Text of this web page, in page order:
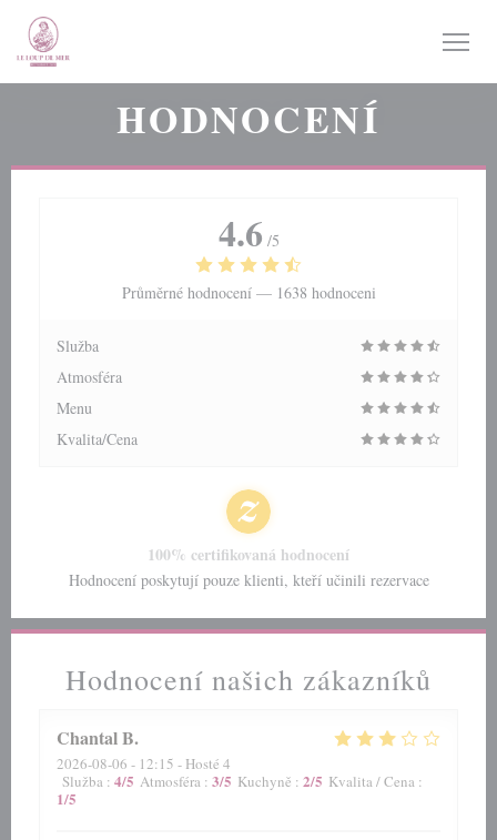
HODNOCENÍ
Hodnocení našich zákazníků
ChantalB
2026-08-06 - 12:15 - Hosté 4
Služba : 4/5 Atmosféra : 3/5 Kuchyně : 2/5 Kvalita / Cena :
1/5
4.6 /5
Průměrné hodnocení — 1638 hodnoceni
Služba
Atmosféra
Menu
Kvalita/Cena
100% certifikovaná hodnocení
Hodnocení poskytují pouze klienti, kteří učinili rezervace